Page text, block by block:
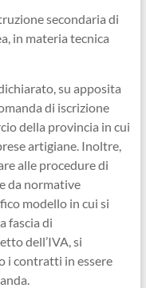
secondaria di
in materia tecnica
su apposita
di iscrizione
della provincia in cui
artigiane. Inoltre,
alle procedure di
da normative
modello in cui si
fascia di
dell’IVA, si
i contratti in essere